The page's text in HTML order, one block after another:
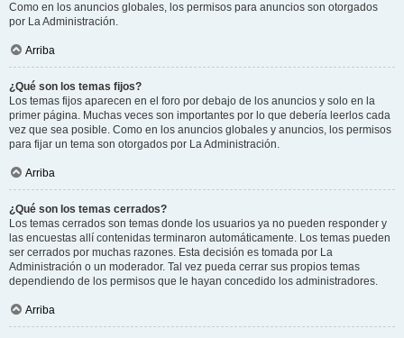
Como en los anuncios globales, los permisos para anuncios son otorgados
por La Administración.
Arriba
¿Qué son los temas fijos?
Los temas fijos aparecen en el foro por debajo de los anuncios y solo en la
primer página. Muchas veces son importantes por lo que debería leerlos cada
vez que sea posible. Como en los anuncios globales y anuncios, los permisos
para fijar un tema son otorgados por La Administración.
Arriba
¿Qué son los temas cerrados?
Los temas cerrados son temas donde los usuarios ya no pueden responder y
las encuestas allí contenidas terminaron automáticamente. Los temas pueden
ser cerrados por muchas razones. Esta decisión es tomada por La
Administración o un moderador. Tal vez pueda cerrar sus propios temas
dependiendo de los permisos que le hayan concedido los administradores.
Arriba